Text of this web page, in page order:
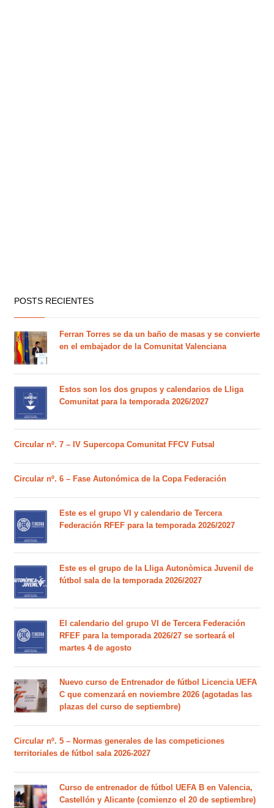
POSTS RECIENTES
Ferran Torres se da un baño de masas y se convierte
en el embajador de la Comunitat Valenciana
Estos son los dos grupos y calendarios de Lliga
Comunitat para la temporada 2026/2027
Circular nº. 7 – IV Supercopa Comunitat FFCV Futsal
Circular nº. 6 – Fase Autonómica de la Copa Federación
Este es el grupo VI y calendario de Tercera
Federación RFEF para la temporada 2026/2027
Este es el grupo de la Lliga Autonòmica Juvenil de
fútbol sala de la temporada 2026/2027
El calendario del grupo VI de Tercera Federación
RFEF para la temporada 2026/27 se sorteará el
martes 4 de agosto
Nuevo curso de Entrenador de fútbol Licencia UEFA
C que comenzará en noviembre 2026 (agotadas las
plazas del curso de septiembre)
Circular nº. 5 – Normas generales de las competiciones
territoriales de fútbol sala 2026-2027
Curso de entrenador de fútbol UEFA B en Valencia,
Castellón y Alicante (comienzo el 20 de septiembre)